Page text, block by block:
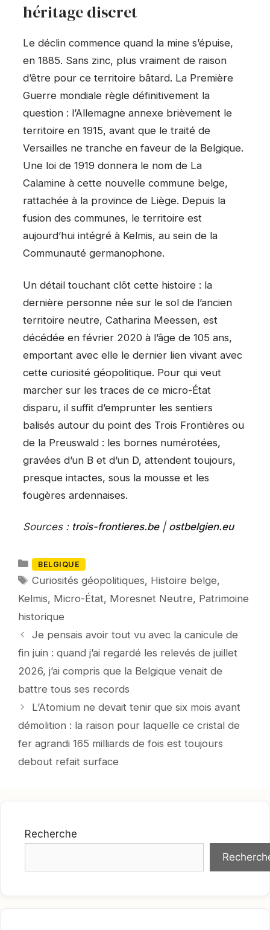
héritage discret
Le déclin commence quand la mine s’épuise,
en 1885. Sans zinc, plus vraiment de raison
d’être pour ce territoire bâtard. La Première
Guerre mondiale règle définitivement la
question : l’Allemagne annexe brièvement le
territoire en 1915, avant que le traité de
Versailles ne tranche en faveur de la Belgique.
Une loi de 1919 donnera le nom de La
Calamine à cette nouvelle commune belge,
rattachée à la province de Liège. Depuis la
fusion des communes, le territoire est
aujourd’hui intégré à Kelmis, au sein de la
Communauté germanophone.
Un détail touchant clôt cette histoire : la
dernière personne née sur le sol de l’ancien
territoire neutre, Catharina Meessen, est
décédée en février 2020 à l’âge de 105 ans,
emportant avec elle le dernier lien vivant avec
cette curiosité géopolitique. Pour qui veut
marcher sur les traces de ce micro-État
disparu, il suffit d’emprunter les sentiers
balisés autour du point des Trois Frontières ou
de la Preuswald : les bornes numérotées,
gravées d’un B et d’un D, attendent toujours,
presque intactes, sous la mousse et les
fougères ardennaises.
Sources : trois-frontieres.be| ostbelgien.eu
Catégories
BELGIQUE
Mots-
clés
Curiosités géopolitiques, Histoire belge,
Kelmis, Micro-État, Moresnet Neutre, Patrimoine
historique
Je pensais avoir tout vu avec la canicule de
fin juin : quand j’ai regardé les relevés de juillet
2026, j’ai compris que la Belgique venait de
battre tous ses records
L’Atomium ne devait tenir que six mois avant
démolition : la raison pour laquelle ce cristal de
fer agrandi 165 milliards de fois est toujours
debout refait surface
Recherche